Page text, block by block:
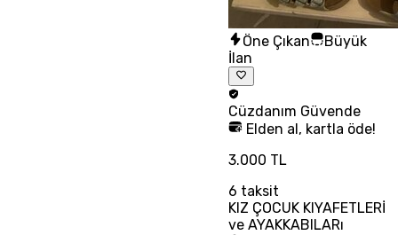
Öne Çıkan
Büyük
İlan
Cüzdanım Güvende
Elden al, kartla öde!
3.000 TL
6 taksit
KIZ ÇOCUK KIYAFETLERİ
ve AYAKKABILARı